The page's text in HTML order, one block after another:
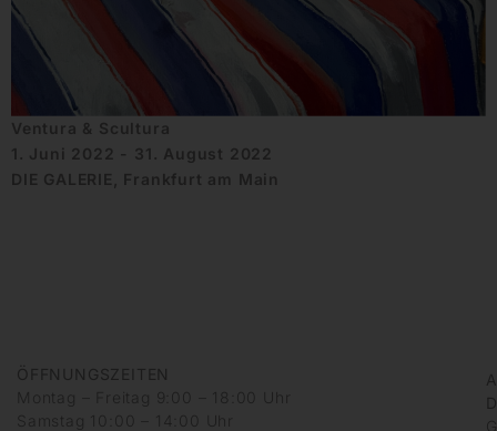
Ventura & Scultura
1. Juni 2022 - 31. August 2022
DIE GALERIE, Frankfurt am Main
ÖFFNUNGSZEITEN
Montag – Freitag 9:00 – 18:00 Uhr
Samstag 10:00 – 14:00 Uhr